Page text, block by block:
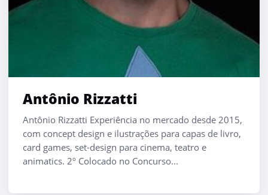
Antônio Rizzatti
Antônio Rizzatti Experiência no mercado desde 2015,
com concept design e ilustrações para capas de livro,
card games, set-design para cinema, teatro e
animatics. 2º Colocado no Concurso...